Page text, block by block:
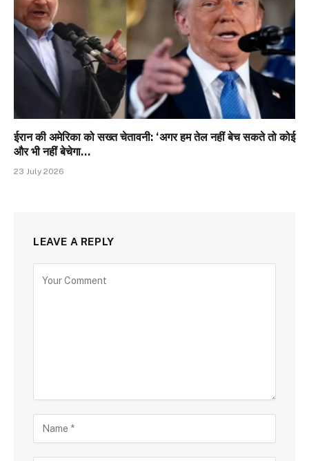
ईरान की अमेरिका को सख्त चेतावनी: ‘अगर हम तेल नहीं बेच सकते तो कोई
और भी नहीं बेचेगा…
23 July 2026
LEAVE A REPLY